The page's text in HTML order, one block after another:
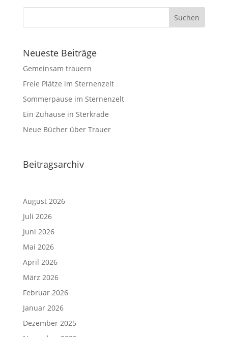
Neueste Beiträge
Gemeinsam trauern
Freie Plätze im Sternenzelt
Sommerpause im Sternenzelt
Ein Zuhause in Sterkrade
Neue Bücher über Trauer
Beitragsarchiv
August 2026
Juli 2026
Juni 2026
Mai 2026
April 2026
März 2026
Februar 2026
Januar 2026
Dezember 2025